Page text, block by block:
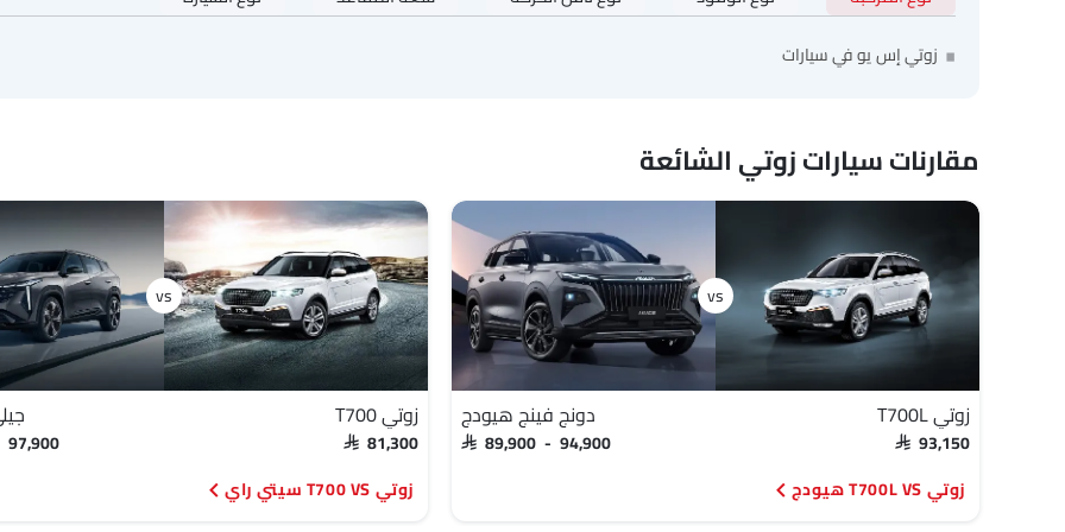
زوتي إس يو في سيارات
مقارنات سيارات زوتي الشائعة
زوتي T700L
SAR 93,150
دونج فينج هيودج
SAR 89,900 - 94,900
زوتي T700L VS هيودج
زوتي T700
SAR 81,300
97,900
زوتي T700 VS سيتي راي